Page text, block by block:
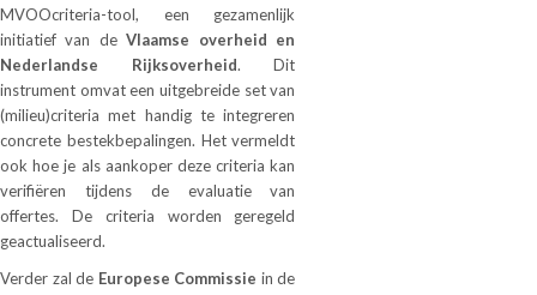
MVOOcriteria-tool, een gezamenlijk
initiatief van deVlaamse overheid en
Nederlandse Rijksoverheid. Dit
instrument omvat een uitgebreide set van
(milieu)criteria met handig te integreren
concrete bestekbepalingen. Het vermeldt
ook hoe je als aankoper deze criteria kan
verifiëren tijdens de evaluatie van
offertes. De criteria worden geregeld
geactualiseerd.
Verder zal de Europese Commissie in de